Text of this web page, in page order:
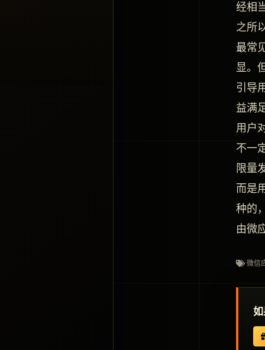
经相
之所
最常
显。
引导
益满
用户
不一
限量
而是
种的
由微
微信